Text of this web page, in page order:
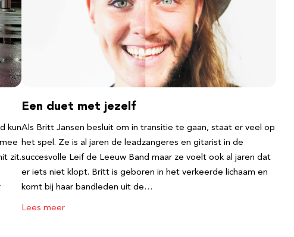
kun
zit.
Een duet met jezelf
Als Britt Jansen besluit om in transitie te gaan, staat er veel op
het spel. Ze is al jaren de leadzangeres en gitarist in de
succesvolle Leif de Leeuw Band maar ze voelt ook al jaren dat
er iets niet klopt. Britt is geboren in het verkeerde lichaam en
komt bij haar bandleden uit de…
Lees meer